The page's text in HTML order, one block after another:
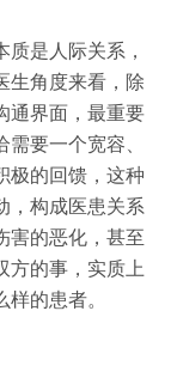
是人际关系，
生角度来看，除
通界面，最重要
要一个宽容、
极的回馈，这种
，构成医患关系
害的恶化，甚至
方的事，实质上
的患者。